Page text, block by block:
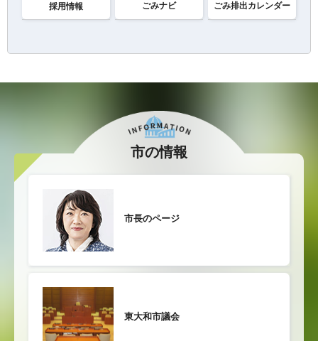
採用情報 ごみナビ ごみ排出カレンダー
市の情報
市長のページ
東大和市議会